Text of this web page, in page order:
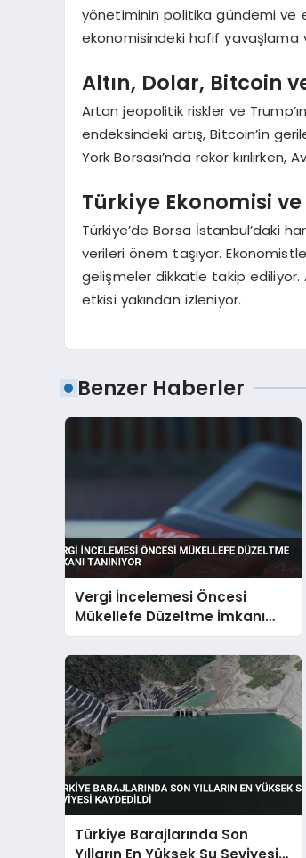
yönetiminin politika gündemi ve
ekonomisindeki hafif yavaşlama
Altın, Dolar, Bitcoin
Artan jeopolitik riskler ve
endeksindeki artış, Bitcoin’in
York Borsası’nda rekor
Türkiye Ekonomisi
Türkiye’de Borsa İstanbul’daki
verileri önem taşıyor.
gelişmeler dikkatle takip ediliyor.
etkisi yakından izleniyor.
Benzer Haberler
Vergi İncelemesi Öncesi
Mükellefe Düzeltme İmkanı
Tanınıyor
Türkiye Barajlarında Son
Yılların En Yüksek Su Seviyesi